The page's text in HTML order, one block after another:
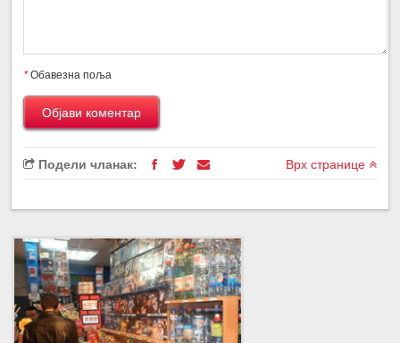
*Обавезна поља
Подели чланак: Врх странице